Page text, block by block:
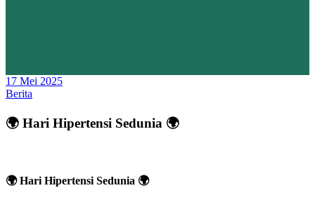
17 Mei 2025
Berita
🌍 Hari Hipertensi Sedunia 🌍
🌍 Hari Hipertensi Sedunia 🌍